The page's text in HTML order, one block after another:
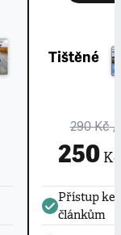
Tištěné
290 Kč/
250Kč
Přístup ke
článkům